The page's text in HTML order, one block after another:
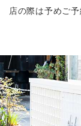
店の際は予めご